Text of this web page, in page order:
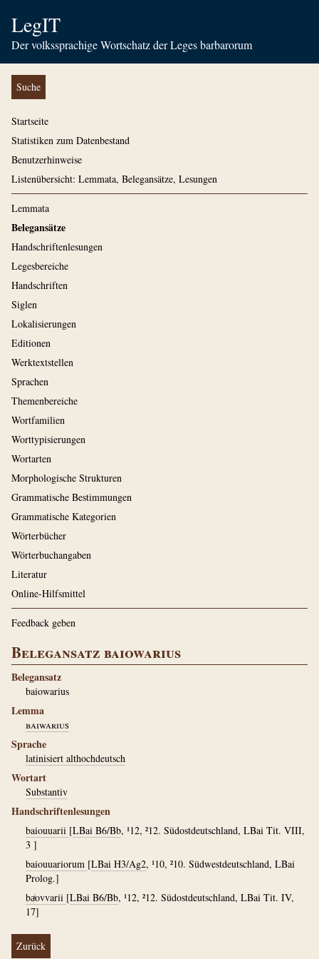
LegIT
Der volkssprachige Wortschatz der Leges barbarorum
Suche
Startseite
Statistiken zum Datenbestand
Benutzerhinweise
Listenübersicht: Lemmata, Belegansätze, Lesungen
Lemmata
Belegansätze
Handschriftenlesungen
Legesbereiche
Handschriften
Siglen
Lokalisierungen
Editionen
Werktextstellen
Sprachen
Themenbereiche
Wortfamilien
Worttypisierungen
Wortarten
Morphologische Strukturen
Grammatische Bestimmungen
Grammatische Kategorien
Wörterbücher
Wörterbuchangaben
Literatur
Online-Hilfsmittel
Feedback geben
Belegansatz baiowarius
Belegansatz
baiowarius
Lemma
baiwarius
Sprache
latinisiert althochdeutsch
Wortart
Substantiv
Handschriftenlesungen
baiouuarii [LBai B6/Bb, ¹12, ²12. Südostdeutschland, LBai Tit. VIII,
3 ]
baiouuariorum [LBai H3/Ag2, ¹10, ²10. Südwestdeutschland, LBai
Prolog.]
baͥovvarii [LBai B6/Bb, ¹12, ²12. Südostdeutschland, LBai Tit. IV,
17]
Zurück